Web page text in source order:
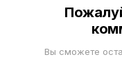
Вы сможете